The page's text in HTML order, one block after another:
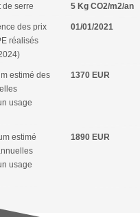
de serre 5 Kg CO2/m2/an
des prix
réalisés
01/01/2021
estimé des
usage
1370 EUR
estimé
usage
1890 EUR